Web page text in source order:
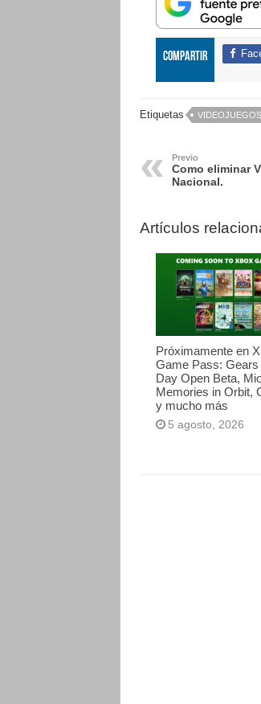
Compartir
Etiquetas VIDEOJUEGOS
Previo
Como eliminar
Nacional.
Artículos
Próximamente en
Game Pass: Gears
Day Open Beta,
Memories in Orbit,
y mucho más
5 agosto, 2026